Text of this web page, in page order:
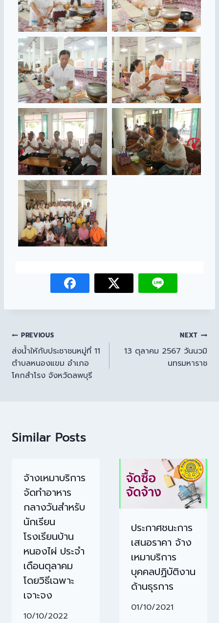
PREVIOUS
ส่งน้ำให้กับประชาชนหมู่ที่ 11
ตำบลหนองแขม อำเภอ
โคกสำโรง จังหวัดลพบุรี
NEXT
13 ตุลาคม 2567 วันนวมิ
นทรมหาราช
Similar Posts
จ้างเหมาบริการ
จัดทำอาหาร
กลางวันสำหรับ
นักเรียน
โรงเรียนบ้าน
หนองไผ่ ประจำ
เดือนตุลาคม
โดยวิธีเฉพาะ
เจาะจง
10/10/2022
ประกาศชนะการ
เสนอราคา จ้าง
เหมาบริการ
บุคคลปฏิบัติงาน
ด้านธุรการ
01/10/2021